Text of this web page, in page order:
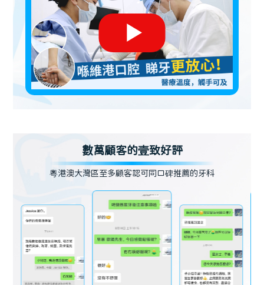
數萬顧客的壹致好評
粵港澳大灣區至多顧客認可同口碑推薦的牙科